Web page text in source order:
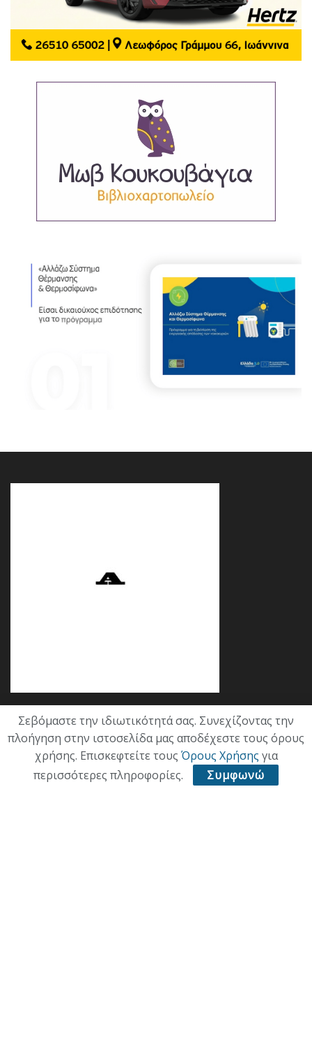
Κατηγορίες
ΕΠΙΚΑΙΡΟΤΗΤΑ
Σεβόμαστε την ιδιωτικότητά σας. Συνεχίζοντας την
πλοήγηση στην ιστοσελίδα μας αποδέχεστε τους όρους
χρήσης. Επισκεφτείτε τους Όρους Χρήσης για
περισσότερες πληροφορίες.
Συμφωνώ